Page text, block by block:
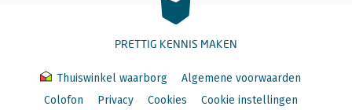
PRETTIG KENNIS MAKEN
Thuiswinkel waarborg
Algemene voorwaarden
Colofon
Privacy Cookies Cookie instellingen